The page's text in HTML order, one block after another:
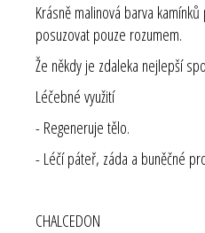
Krásně malinová barva
posuzovat pouze rozumem.
Že někdy je zdaleka nejlepší
Léčebné využití
- Regeneruje tělo.
- Léčí páteř, záda a buněčné
CHALCEDON